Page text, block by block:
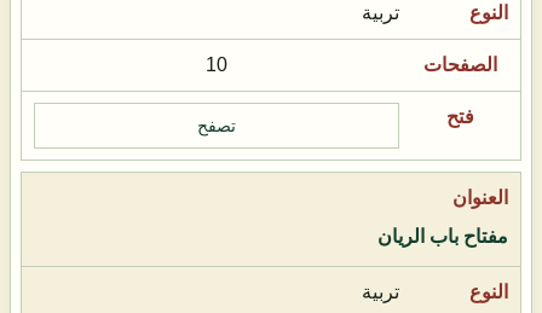
تربية
10
تصفح
مفتاح باب الريان
تربية